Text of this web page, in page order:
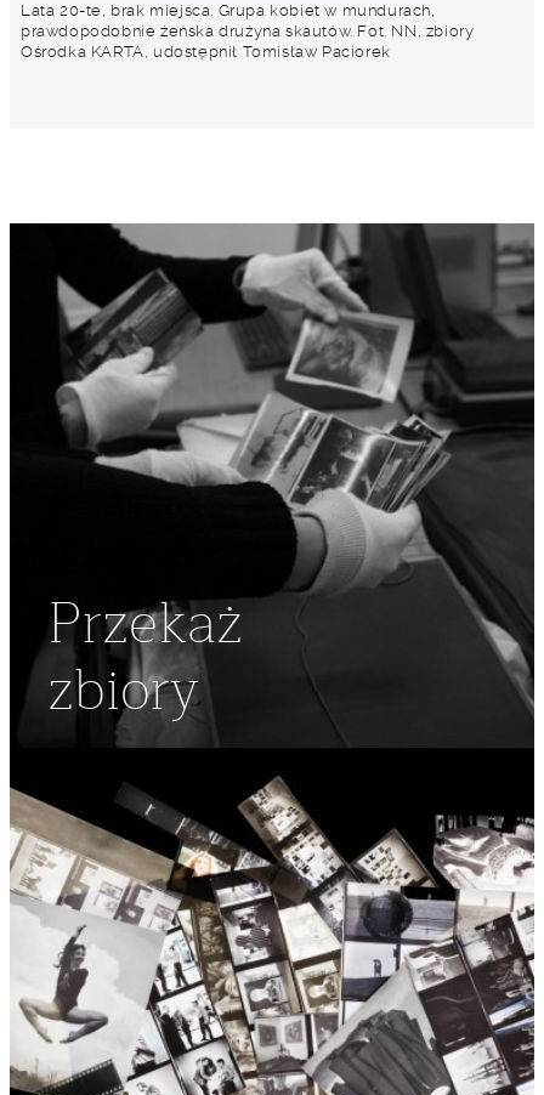
Lata 20-te, brak miejsca. Grupa kobiet w mundurach,
prawdopodobnie żeńska drużyna skautów. Fot. NN, zbiory
Ośrodka KARTA, udostępnił Tomisław Paciorek
Przekaż
zbiory